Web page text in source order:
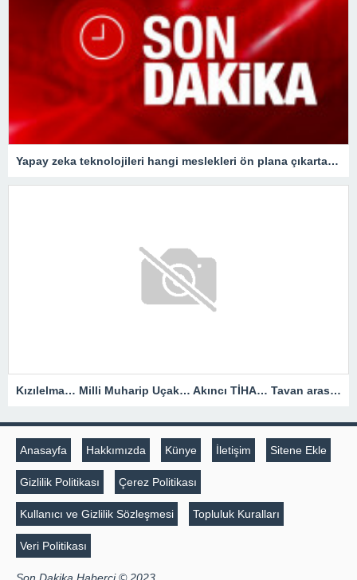
Yapay zeka teknolojileri hangi meslekleri ön plana çıkartacak?
Kızılelma… Milli Muharip Uçak… Akıncı TİHA… Tavan arasında meyve kasalarından uçak filosu kurdu
Anasayfa Hakkımızda Künye İletişim Sitene Ekle
Gizlilik Politikası Çerez Politikası
Kullanıcı ve Gizlilik Sözleşmesi Topluluk Kuralları
Veri Politikası